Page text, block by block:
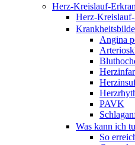
Herz-Kreislauf-
Herz-
Angina
PAVK
Was kann ich
So